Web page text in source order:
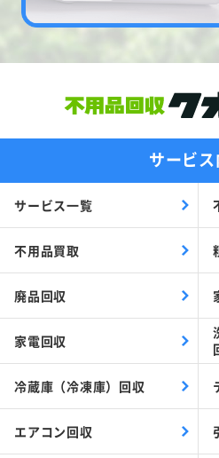
サービ
サービス一覧
不用品買取
廃品回収
家電回収
冷蔵庫（冷凍庫）回収
エアコン回収